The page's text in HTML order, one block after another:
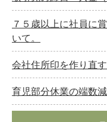
７５歳以上に社員に
いて。
会社住所印を作り直
育児部分休業の端数